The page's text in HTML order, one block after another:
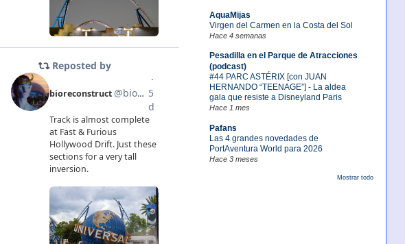
AquaMijas
Virgen del Carmen en la Costa del Sol
Hace 4 semanas
Pesadilla en el Parque de Atracciones
(podcast)
#44 PARC ASTÉRIX [con JUAN
HERNANDO “TEENAGE”] - La aldea
gala que resiste a Disneyland Paris
Hace 1 mes
Pafans
Las 4 grandes novedades de
PortAventura World para 2026
Hace 3 meses
Mostrar todo